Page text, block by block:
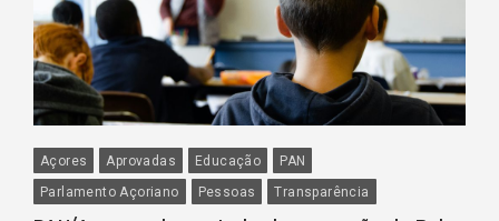
Açores Aprovadas Educação
PAN
Parlamento Açoriano
Pessoas Transparência